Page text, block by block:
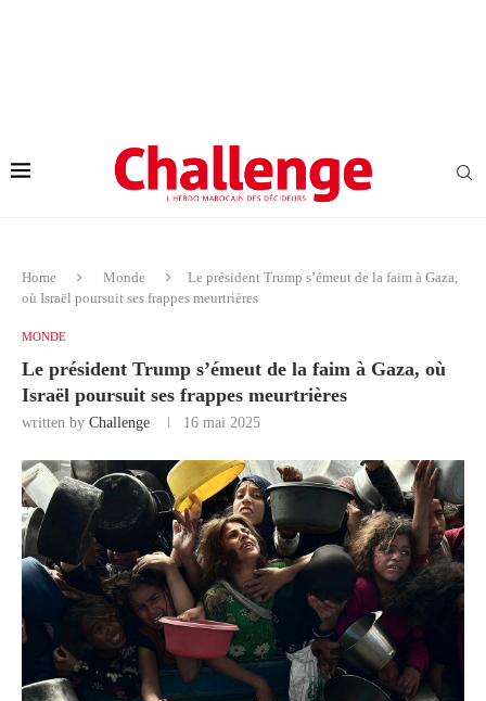
Home Monde
Le président Trump s’émeut de la faim à Gaza,
où Israël poursuit ses frappes meurtrières
MONDE
Le président Trump s’émeut de la faim à Gaza, où
Israël poursuit ses frappes meurtrières
written by Challenge 16 mai 2025